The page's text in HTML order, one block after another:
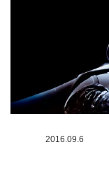
2016.09.6